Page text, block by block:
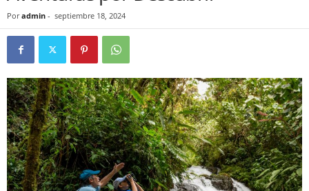
Por admin - septiembre 18, 2024